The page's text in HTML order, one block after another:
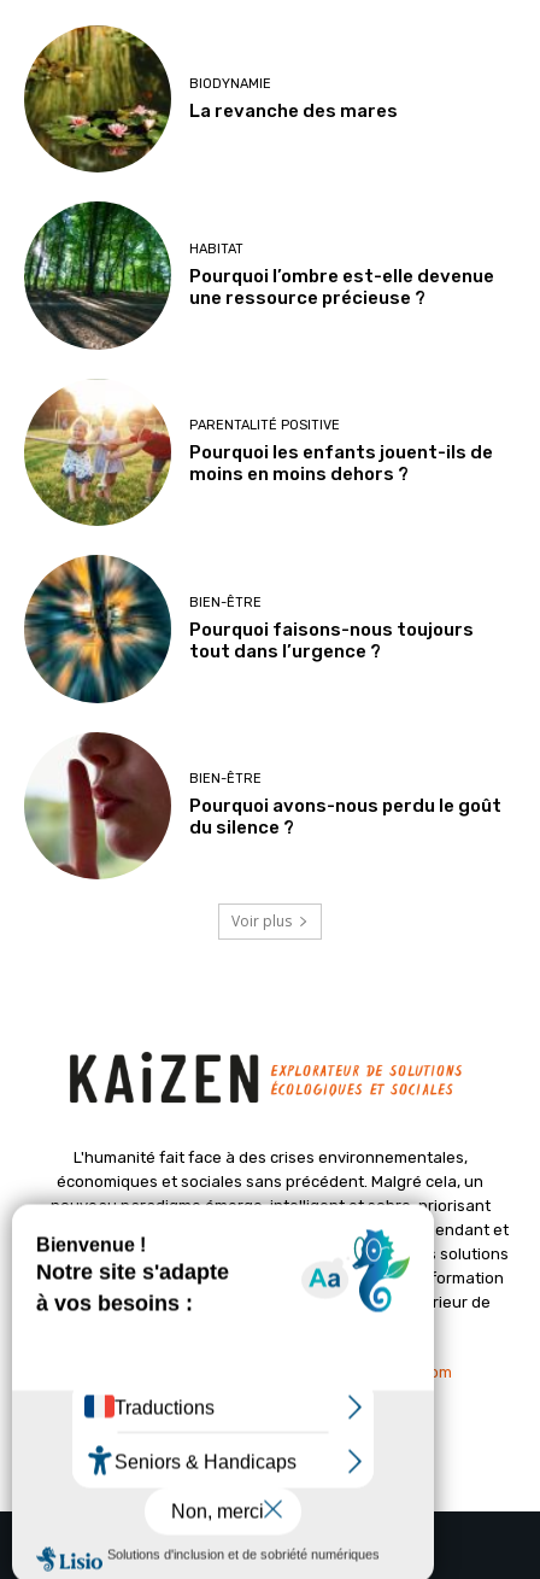
BIODYNAMIE
La revanche des mares
HABITAT
Pourquoi l’ombre est-elle devenue
une ressource précieuse ?
PARENTALITÉ POSITIVE
Pourquoi les enfants jouent-ils de
moins en moins dehors ?
BIEN-ÊTRE
Pourquoi faisons-nous toujours
tout dans l’urgence ?
BIEN-ÊTRE
Pourquoi avons-nous perdu le goût
du silence ?
Voir plus
L'humanité fait face à des crises environnementales,
économiques et sociales sans précédent. Malgré cela, un
nouveau paradigme émerge, intelligent et sobre, priorisant
l'épanouissement de la vie. Le magazine Kaizen, indépendant et
positif, met en lumière des initiatives pionnières et des solutions
créatives pour un avenir meilleur. Il croit en une transformation
profonde des sociétés grâce à un changement intérieur de
contact@kaizen-magazine.com
A propos
Contact